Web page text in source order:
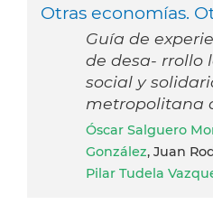
Otras economías.
Guía de
de desa- rrollo
social y
metropolitana
Óscar Salguero
González, Juan
Pilar Tudela